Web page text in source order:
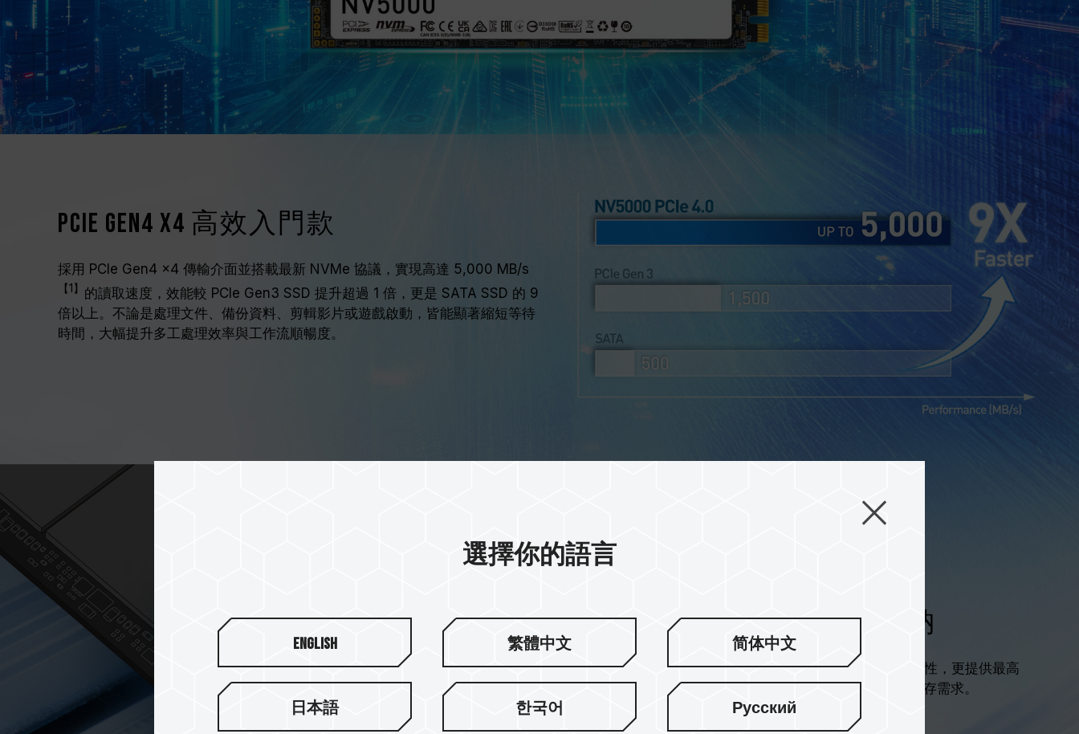
PCIe Gen4 x4 高效入門款
採用 PCIe Gen4 x4 傳輸介面並搭載最新 NVMe 協議，實現高達 5,000 MB/s
【1】 的讀取速度，效能較 PCIe Gen3 SSD 提升超過 1 倍，更是 SATA SSD 的 9
倍以上。不論是處理文件、備份資料、剪輯影片或遊戲啟動，皆能顯著縮短等待
時間，大幅提升多工處理效率與工作流順暢度。
2TB 儲存空間 海量資料輕鬆收納
採用先進的 3D NAND 快閃記憶體技術，不僅提升資料儲存穩定性，更提供最高
2TB 的大容量空間，輕鬆滿足高解析照片、影片及大型檔案的儲存需求。
選擇你的語言
English 繁體中文 简体中文
日本語 한국어 Русский